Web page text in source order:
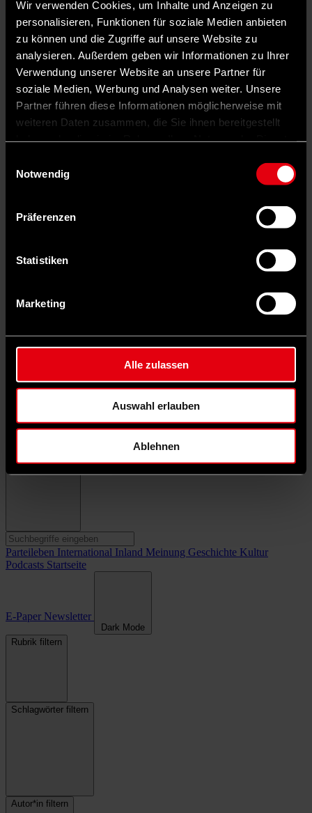
Wir verwenden Cookies, um Inhalte und Anzeigen zu
personalisieren, Funktionen für soziale Medien anbieten
zu können und die Zugriffe auf unsere Website zu
analysieren. Außerdem geben wir Informationen zu Ihrer
Verwendung unserer Website an unsere Partner für
soziale Medien, Werbung und Analysen weiter. Unsere
Partner führen diese Informationen möglicherweise mit
weiteren Daten zusammen, die Sie ihnen bereitgestellt
Notwendig
Präferenzen
Statistiken
Marketing
Alle zulassen
Auswahl erlauben
Ablehnen
Parteileben International Inland Meinung Geschichte Kultur
Podcasts Startseite
E-Paper Newsletter
Dark Mode
Rubrik filtern
Schlagwörter filtern
Autor*in filtern